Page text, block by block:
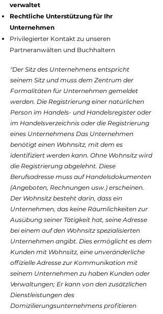
verwaltet
Rechtliche Unterstützung für Ihr
Unternehmen
Privilegierter Kontakt zu unseren
Partneranwälten und Buchhaltern
Batycom bietet Postfächer in Aix en
Provence, Firmensitz in Aix en
Provence, günstige Briefkästen
"Der Sitz des Unternehmens entspricht
seinem Sitz und muss dem Zentrum der
Formalitäten für Unternehmen gemeldet
werden. Die Registrierung einer natürlichen
Person im Handels- und Handelsregister oder
im Handelsverzeichnis oder die Registrierung
eines Unternehmens Das Unternehmen
benötigt einen Wohnsitz, mit dem es
identifiziert werden kann. Ohne Wohnsitz wird
die Registrierung abgelehnt. Diese
Berufsadresse muss auf Handelsdokumenten
(Angeboten, Rechnungen usw.) erscheinen.
Der Wohnsitz besteht darin, dass ein
Unternehmen, das keine Räumlichkeiten zur
Ausübung seiner Tätigkeit hat, seine Adresse
bei einem auf den Wohnsitz spezialisierten
Unternehmen angibt. Dies ermöglicht es dem
Kunden mit Wohnsitz, eine unveränderliche
offizielle Adresse zur Kommunikation mit
seinem Unternehmen zu haben Kunden oder
Verwaltungen; Er kann von den zusätzlichen
Dienstleistungen des
Domizilierungsunternehmens profitieren